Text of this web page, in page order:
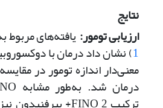
نتایج
ارزیابی تومور‌:یافته‌های مربوط
1) نشان داد درمان با
معنی‌دار اندازه تومور در